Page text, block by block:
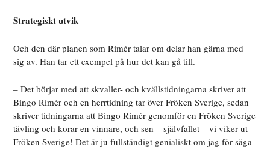
Strategiskt utvik
Och den där planen som Rimér talar om delar han gärna med
sig av. Han tar ett exempel på hur det kan gå till.
– Det börjar med att skvaller- och kvällstidningarna skriver att
Bingo Rimér och en herrtidning tar över Fröken Sverige, sedan
skriver tidningarna att Bingo Rimér genomför en Fröken Sverige
tävling och korar en vinnare, och sen – självfallet – vi viker ut
Fröken Sverige! Det är ju fullständigt genialiskt om jag för säga